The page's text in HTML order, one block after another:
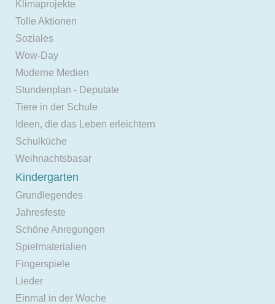
Klimaprojekte
Tolle Aktionen
Soziales
Wow-Day
Moderne Medien
Stundenplan - Deputate
Tiere in der Schule
Ideen, die das Leben erleichtern
Schulküche
Weihnachtsbasar
Kindergarten
Grundlegendes
Jahresfeste
Schöne Anregungen
Spielmaterialien
Fingerspiele
Lieder
Einmal in der Woche